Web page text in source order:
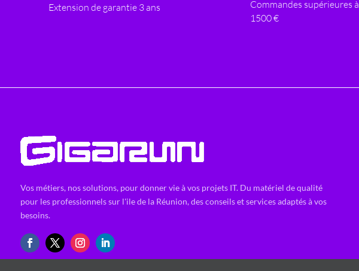
Extension de garantie 3 ans
Commandes supérieures à
1500 €
Vos métiers, nos solutions, pour donner vie à vos projets IT. Du matériel de qualité
pour les professionnels sur l'ile de la Réunion, des conseils et services adaptés à vos
besoins.